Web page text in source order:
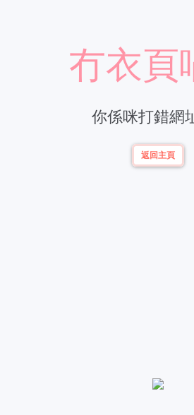
冇衣頁
你係咪打錯網
返回主頁